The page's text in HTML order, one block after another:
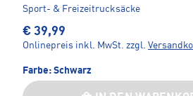
Sport- & Freizeitrucksäcke
€ 39,99
Onlinepreis inkl. MwSt. zzgl.
Farbe: Schwarz